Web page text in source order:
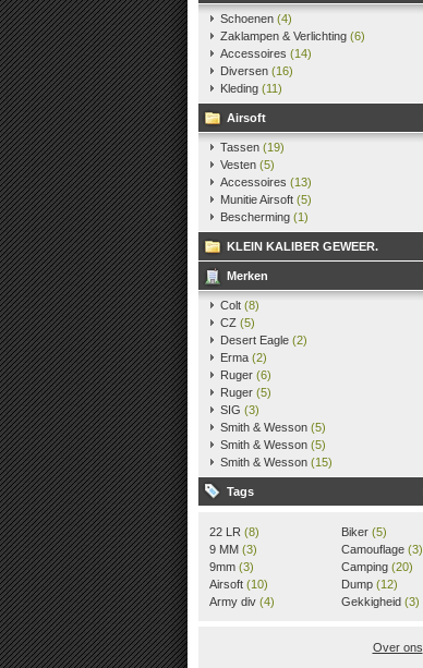
Schoenen (4)
Zaklampen & Verlichting (6)
Accessoires (14)
Diversen (16)
Kleding (11)
Airsoft
Tassen (19)
Vesten (5)
Accessoires (13)
Munitie Airsoft (5)
Bescherming (1)
KLEIN KALIBER GEWEER.
Merken
Colt (8)
CZ (5)
Desert Eagle (2)
Erma (2)
Ruger (6)
Ruger (5)
SIG (3)
Smith & Wesson (5)
Smith & Wesson (5)
Smith & Wesson (15)
Tags
22 LR (8)
9 MM (3)
9mm (3)
Airsoft (10)
Army div (4)
Biker (5)
Camouflage (3)
Camping (20)
Dump (12)
Gekkigheid (3)
Over ons